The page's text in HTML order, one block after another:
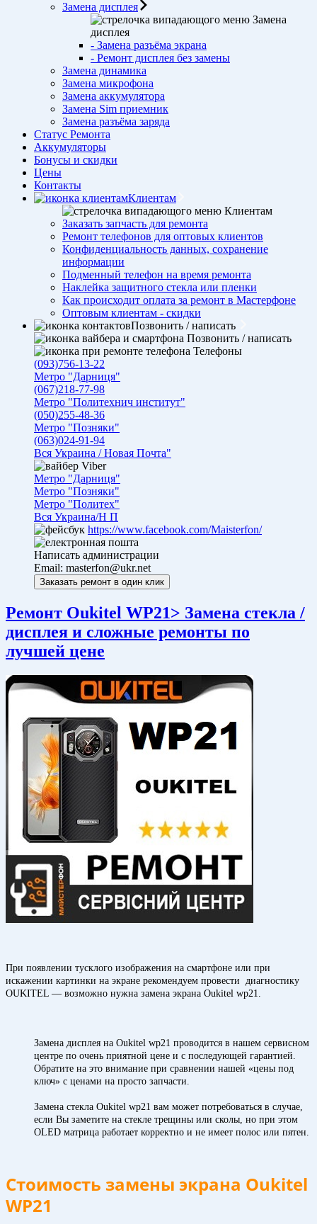
Замена дисплея
Замена
дисплея
- Замена разъёма экрана
- Ремонт дисплея без замены
Замена динамика
Замена микрофона
Замена аккумулятора
Замена Sim приемник
Замена разъёма заряда
Статус Ремонта
Аккумуляторы
Бонусы и скидки
Цены
Контакты
Клиентам
Клиентам
Заказать запчасть для ремонта
Ремонт телефонов для оптовых клиентов
Конфиденциальность данных, сохранение
информации
Подменный телефон на время ремонта
Наклейка защитного стекла или пленки
Как происходит оплата за ремонт в Мастерфоне
Оптовым клиентам - скидки
Позвонить / написать
Позвонить / написать
Телефоны
(093)756-13-22
Метро "Дарниця"
(067)218-77-98
Метро "Политехнич институт"
(050)255-48-36
Метро "Позняки"
(063)024-91-94
Вся Украина / Новая Почта"
Viber
Метро "Дарниця"
Метро "Позняки"
Метро "Политех"
Вся Украина/Н П
https://www.facebook.com/Maisterfon/
Написать администрации
Email: masterfon@ukr.net
Ремонт Oukitel WP21> Замена стекла /
дисплея и сложные ремонты по
лучшей цене
При появлении тусклого изображения на смартфоне или при
искажении картинки на экране рекомендуем провести диагностику
OUKITEL — возможно нужна замена экрана Oukitel wp21.
Замена дисплея на Oukitel wp21 проводится в нашем сервисном
центре по очень приятной цене и с последующей гарантией.
Обратите на это внимание при сравнении нашей «цены под
ключ» с ценами на просто запчасти.
Замена стекла Oukitel wp21 вам может потребоваться в случае,
если Вы заметите на стекле трещины или сколы, но при этом
OLED матрица работает корректно и не имеет полос или пятен.
Стоимость замены экрана Oukitel
WP21